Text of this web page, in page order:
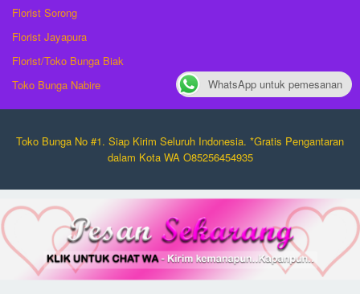
Florist Sorong
Florist Jayapura
Florist/Toko Bunga Biak
Toko Bunga Nabire
Toko Bunga No #1. Siap Kirim Seluruh Indonesia. *Gratis Pengantaran
dalam Kota WA O85256454935
WhatsApp untuk pemesanan